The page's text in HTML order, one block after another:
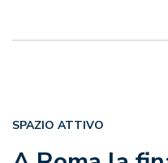
SPAZIO ATTIVO